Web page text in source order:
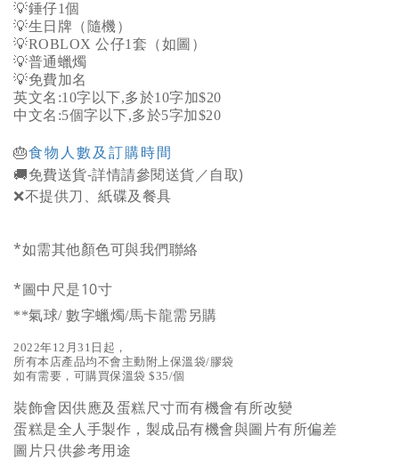
💡錘仔1個
💡生日牌（隨機）
💡ROBLOX 公仔1套（如圖）
💡普通蠟燭
💡免費加名
英文名:10字以下,多於10字加$20
中文名:5個字以下,多於5字加$20
🎂食物人數及訂購時間
🚚免費送貨-詳情請參閱送貨／自取)
❌不提供刀、紙碟及餐具
*如需其他顏色可與我們聯絡
*圖中尺是10寸
**氣球/ 數字蠟燭/馬卡龍需另購
2022年12月31日起，
所有本店產品均不會主動附上保溫袋/膠袋
如有需要，可購買保溫袋 $35/個
裝飾會因供應及蛋糕尺寸而有機會有所改變
蛋糕是全人手製作，製成品有機會與圖片有所偏差
圖片只供參考用途